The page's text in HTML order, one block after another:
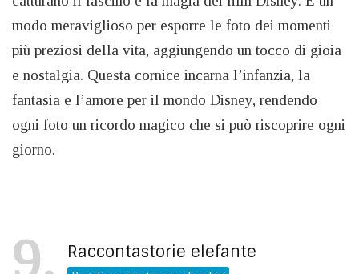
modo meraviglioso per esporre le foto dei momenti
più preziosi della vita, aggiungendo un tocco di gioia
e nostalgia. Questa cornice incarna l’infanzia, la
fantasia e l’amore per il mondo Disney, rendendo
ogni foto un ricordo magico che si può riscoprire ogni
giorno.
9 Raccontastorie elefante